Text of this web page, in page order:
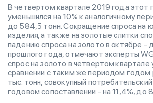
В четвертом квартале 2019 года этот
уменьшился на 10% к аналогичному
до 584,5 тонн. Сокращение спроса на
изделия, а также на золотые слитки
падению спроса на золото в октябре -
прошлого года, отмечают эксперты
спрос на золото в четвертом квартале
сравнении с таким же периодом годом
тыс. тонн, совокупный потребительский
годовом сопоставлении - на 11,4%, до